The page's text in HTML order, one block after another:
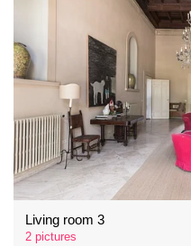
Living room 3
2 pictures